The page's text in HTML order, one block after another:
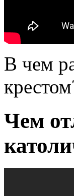
В чем
Чем